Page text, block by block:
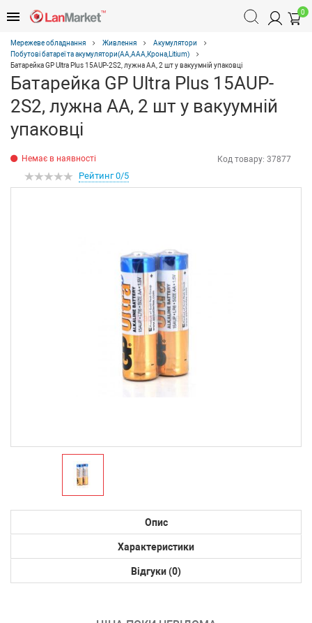
0
Мережеве обладнання Живлення
Акумулятори
Побутові батареї та акумулятори(АА,ААА,Крона,Litium)
Батарейка GP Ultra Plus 15AUP-2S2, лужна AA, 2 шт у вакуумній упаковці
Батарейка GP Ultra Plus 15AUP-
2S2, лужна AA, 2 шт у вакуумній
упаковці
Немає в наявності Код товару: 37877
Рейтинг 0/5
Опис
Характеристики
Відгуки (0)